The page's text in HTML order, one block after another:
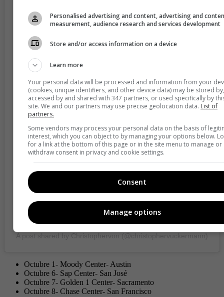
A post shared by Christophervon (@christophervuckermann)
Octubre 1- Moody Center- Austin
Octubre 6- Sap Center- San José
Octubre 7- Golden 1 Center- Sacramento
Octubre 8- Chase Center- San Francisco
Personalised advertising and content, advertising and
measurement, audience research and services development
Store and/or access information on a device
Learn more
Your personal data will be processed and information from your
(cookies, unique identifiers, and other device data) may be stored by,
accessed by and shared with 347 partners, or used specifically by
site. We and our partners may use precise geolocation data. List of
partners.
Some vendors may process your personal data on the basis of
interest, which you can object to by managing your options below.
for a link at the bottom of this page or in the site menu to manage or
withdraw consent in privacy and cookie settings.
Consent
Manage options